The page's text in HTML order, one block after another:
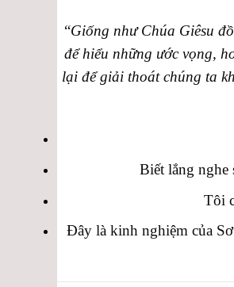
“Giống như Chúa Giêsu
để hiểu những ước vọng,
lại để giải thoát chúng ta
Biết lắng nghe
Tôi
Đây là kinh nghiệm của